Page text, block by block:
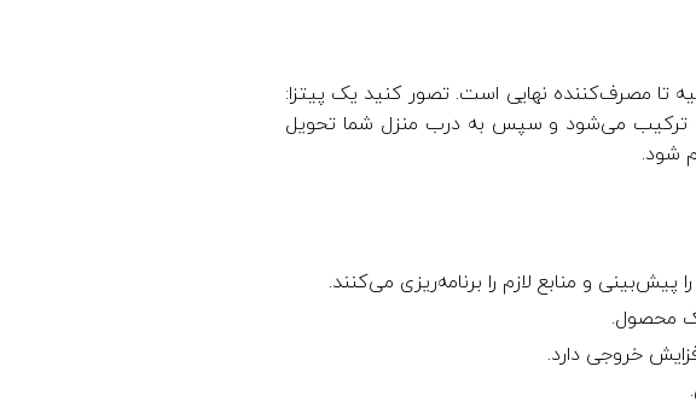
تا مصرف‌کننده نهایی است. تصور کنید یک پیتزا:
ترکیب می‌شود و سپس به درب منزل شما تحویل
پیش‌بینی و منابع لازم را برنامه‌ریزی می‌کنند.
یک محصول.
خروجی دارد.